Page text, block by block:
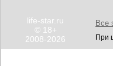
life-star.ru
© 18+
2008-2026
Все
При